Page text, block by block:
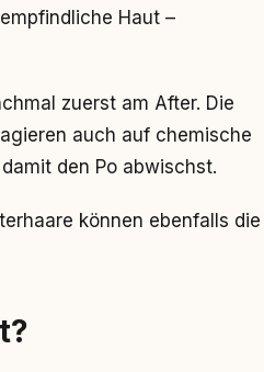
Haut –
zuerst am After. Die
auch auf chemische
den Po abwischst.
können ebenfalls die